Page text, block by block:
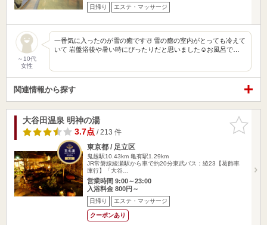
日帰り エステ・マッサージ
～10代
女性
一番気に入ったのが雪の癒です☃️ 雪の癒の室内がとっても冷えて
いて 岩盤浴後や暑い時にぴったりだと思いました☺️お風呂で…
関連情報から探す
お気に入
りに追加
大谷田温泉 明神の湯
3.7点/ 213 件
東京都 / 足立区
鬼越駅10.43km 亀有駅1.29km
JR常磐線綾瀬駅から車で約20分東武バス：綾23【葛飾車
庫行】「大谷…
営業時間 9:00～23:00
入浴料金 800円～
日帰り エステ・マッサージ
クーポンあり